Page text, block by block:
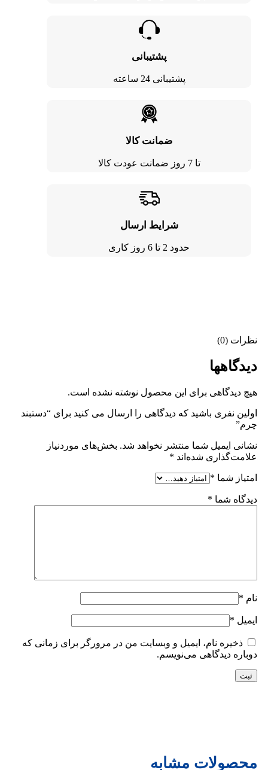
پشتیبانی
پشتیبانی 24 ساعته
ضمانت کالا
تا 7 روز ضمانت عودت کالا
شرایط ارسال
حدود 2 تا 6 روز کاری
نظرات (0)
دیدگاهها
هیچ دیدگاهی برای این محصول نوشته نشده است.
اولین نفری باشید که دیدگاهی را ارسال می کنید برای “دستبند
چرم”
نشانی ایمیل شما منتشر نخواهد شد. بخش‌های موردنیاز
علامت‌گذاری شده‌اند *
امتیاز شما *
دیدگاه شما *
نام *
ایمیل *
ذخیره نام، ایمیل و وبسایت من در مرورگر برای زمانی که
دوباره دیدگاهی می‌نویسم.
محصولات مشابه